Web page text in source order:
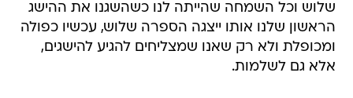
שלוש וכל השמחה שהייתה לנו כשהשגנו את ההישג
הראשון שלנו אותו ייצגה הספרה שלוש, עכשיו כפולה
ומכופלת ולא רק שאנו שמצליחים להגיע להישגים,
אלא גם לשלמות.